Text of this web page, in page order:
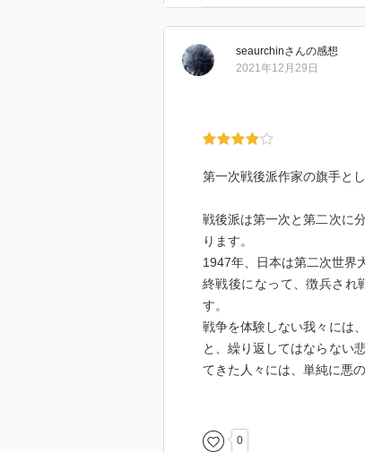
seaurchinさんの感想
2021年12月29日
第一次戦後派作家の旗手と
戦後派は第一次と第二次に
ります。
1947年、日本は第二次世界
終戦後になって、徴兵され
す。
戦争を体験しない我々には
と、繰り返してはならない
てきた人々には、単純に悪
第一次戦後派は、主にその
本書も、世俗から隔離され
0